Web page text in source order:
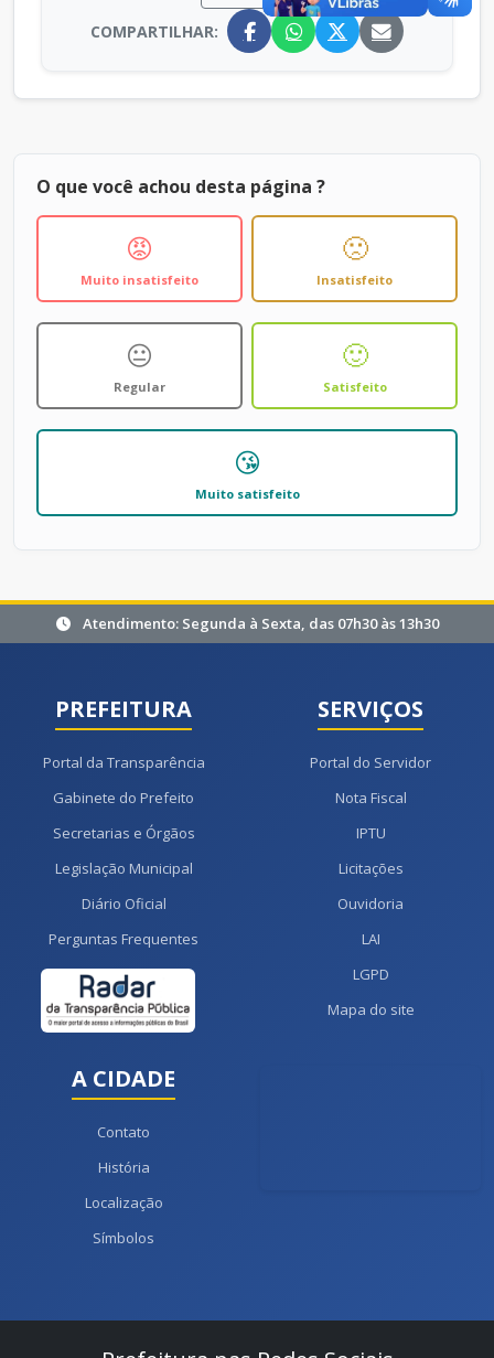
COMPARTILHAR:
O que você achou desta página ?
😡
Muito insatisfeito
🙁
Insatisfeito
😐
Regular
🙂
Satisfeito
😘
Muito satisfeito
Atendimento: Segunda à Sexta, das 07h30 às 13h30
PREFEITURA
Portal da Transparência
Gabinete do Prefeito
Secretarias e Órgãos
Legislação Municipal
Diário Oficial
Perguntas Frequentes
SERVIÇOS
Portal do Servidor
Nota Fiscal
IPTU
Licitações
Ouvidoria
LAI
LGPD
Mapa do site
A CIDADE
Contato
História
Localização
Símbolos